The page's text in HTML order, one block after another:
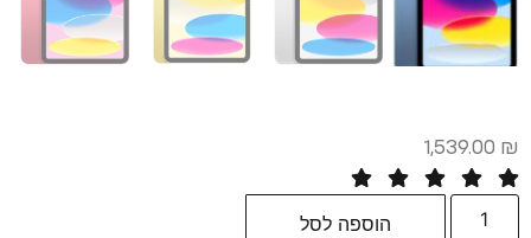
הוספה לסל